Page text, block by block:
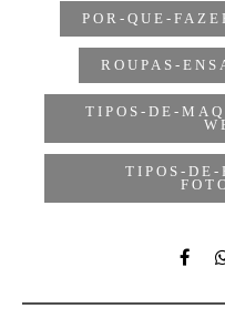
POR-QUE-
ROUPAS-
TIPOS-DE-
TIPOS-DE-